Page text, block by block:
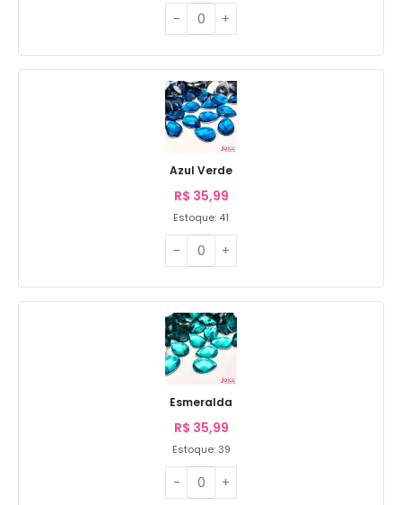
Azul Verde
R$ 35,99
Estoque: 41
Esmeralda
R$ 35,99
Estoque: 39